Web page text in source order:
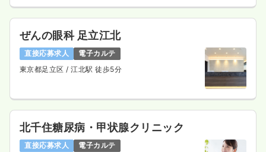
ぜんの眼科 足立江北
直接応募求人
電子カルテ
東京都足立区 / 江北駅 徒歩5分
北千住糖尿病・甲状腺クリニック
直接応募求人
電子カルテ